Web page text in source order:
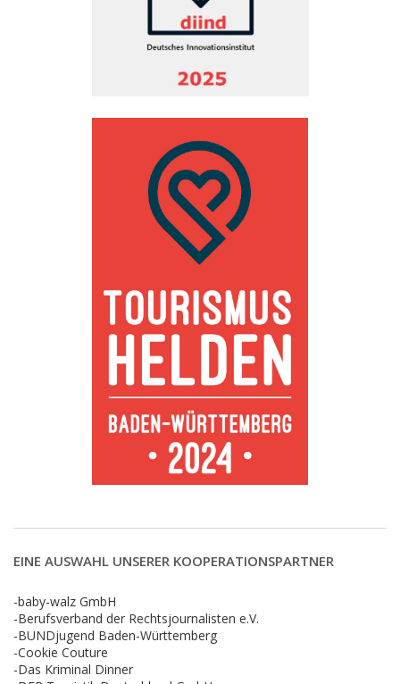
EINE AUSWAHL UNSERER KOOPERATIONSPARTNER
-baby-walz GmbH
-Berufsverband der Rechtsjournalisten e.V.
-BUNDjugend Baden-Württemberg
-Cookie Couture
-Das Kriminal Dinner